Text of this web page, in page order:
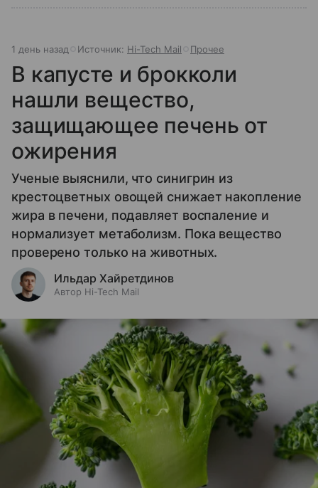
1 день назад Источник: Hi-Tech Mail Прочее
В капусте и брокколи
нашли вещество,
защищающее печень от
ожирения
Ученые выяснили, что синигрин из
крестоцветных овощей снижает накопление
жира в печени, подавляет воспаление и
нормализует метаболизм. Пока вещество
проверено только на животных.
Ильдар Хайретдинов
Автор Hi-Tech Mail